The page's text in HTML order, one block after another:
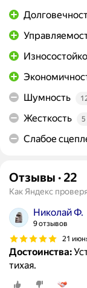
Шумность
Жесткость 5
Слабое
Отзывы · 22
Как Яндекс
Николай Ф.
9 отзывов
21
Достоинства:
тихая.